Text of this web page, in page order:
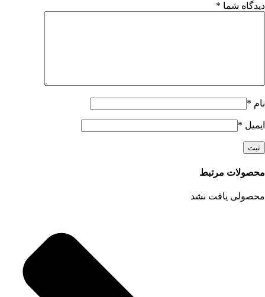
دیدگاه شما *
نام *
ایمیل *
محصولات مرتبط
محصولی یافت نشد